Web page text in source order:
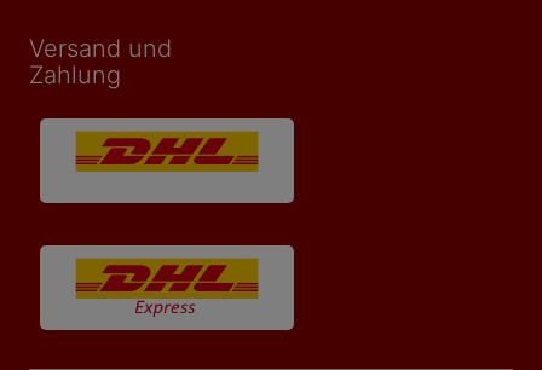
Versand und
Zahlung